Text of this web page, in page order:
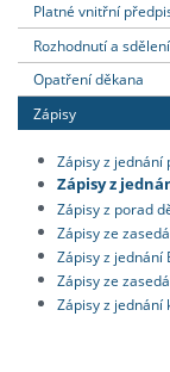
Platné vnitřní
Rozhodnutí a
Opatření děkana
Zápisy
Zápisy z jednání
Zápisy z
Zápisy z porad
Zápisy ze
Zápisy z jednání
Zápisy ze
Zápisy z jednání